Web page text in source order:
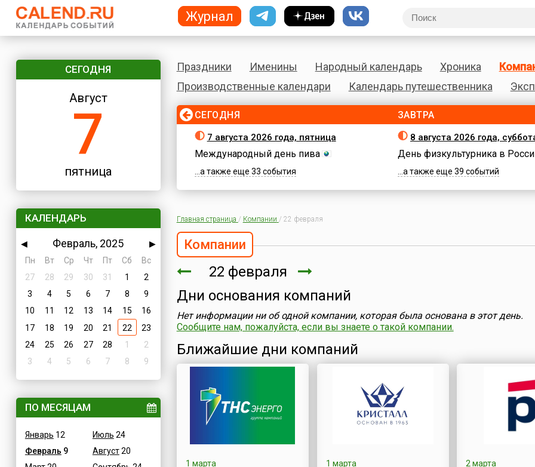
СЕГОДНЯ
Август
7
пятница
КАЛЕНДАРЬ
◀ Февраль, 2025
▶
Пн
Вт Ср Чт Пт Сб
Вс
27
28 29 30 31 1
2
3
4 5 6 7 8
9
10
11 12 13 14 15
16
17
18 19 20 21 22
23
24
25 26 27 28 1
2
3
4 5 6 7 8 9
ПО МЕСЯЦАМ
Январь 12
Февраль 9
Июль 24
Август20
Праздники Именины Народный календарь Хроника
Производственные календари
Календарь путешественника
СЕГОДНЯ
7 августа 2026 года, пятница
Международный день пива
...а также еще 33 события
ЗАВТРА
8 августа 2026 года,
День физкультурника в
...а также еще 39 событий
Главная страница / Компании / 22 февраля
Компании
22 февраля
Дни основания компаний
Нет информации ни об одной компании, которая была основана в этот день.
Сообщите нам, пожалуйста, если вы знаете о такой компании.
Ближайшие дни компаний
1 марта 1 марта 2 марта
Журнал